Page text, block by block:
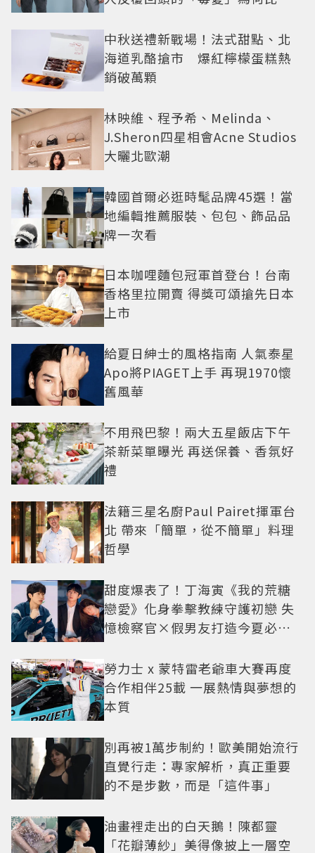
中秋送禮新戰場！法式甜點、北
海道乳酪搶市 爆紅檸檬蛋糕熱
銷破萬顆
林映維、程予希、Melinda、
J.Sheron四星相會Acne Studios
大曬北歐潮
韓國首爾必逛時髦品牌45選！當
地編輯推薦服裝、包包、飾品品
牌一次看
日本咖哩麵包冠軍首登台！台南
香格里拉開賣 得獎可頌搶先日本
上市
給夏日紳士的風格指南 人氣泰星
Apo將PIAGET上手 再現1970懷
舊風華
不用飛巴黎！兩大五星飯店下午
茶新菜單曝光 再送保養、香氛好
禮
法籍三星名廚Paul Pairet揮軍台
北 帶來「簡單，從不簡單」料理
哲學
甜度爆表了！丁海寅《我的荒糖
戀愛》化身拳擊教練守護初戀 失
憶檢察官×假男友打造今夏必看
勞力士 x 蒙特雷老爺車大賽再度
合作相伴25載 一展熱情與夢想的
本質
別再被1萬步制約！歐美開始流行
直覺行走：專家解析，真正重要
的不是步數，而是「這件事」
油畫裡走出的白天鵝！陳都靈
「花瓣薄紗」美得像披上一層空